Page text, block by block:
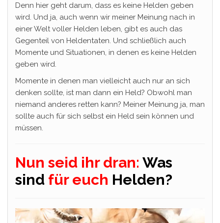
Denn hier geht darum, dass es keine Helden geben
wird. Und ja, auch wenn wir meiner Meinung nach in
einer Welt voller Helden leben, gibt es auch das
Gegenteil von Heldentaten. Und schließlich auch
Momente und Situationen, in denen es keine Helden
geben wird.
Momente in denen man vielleicht auch nur an sich
denken sollte, ist man dann ein Held? Obwohl man
niemand anderes retten kann? Meiner Meinung ja, man
sollte auch für sich selbst ein Held sein können und
müssen.
Nun seid ihr dran: Was
sind für euch Helden?